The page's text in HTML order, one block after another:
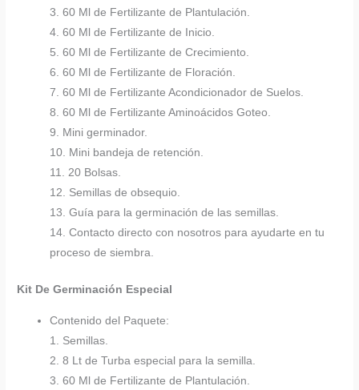
3. 60 Ml de Fertilizante de Plantulación.
4. 60 Ml de Fertilizante de Inicio.
5. 60 Ml de Fertilizante de Crecimiento.
6. 60 Ml de Fertilizante de Floración.
7. 60 Ml de Fertilizante Acondicionador de Suelos.
8. 60 Ml de Fertilizante Aminoácidos Goteo.
9. Mini germinador.
10. Mini bandeja de retención.
11. 20 Bolsas.
12. Semillas de obsequio.
13. Guía para la germinación de las semillas.
14. Contacto directo con nosotros para ayudarte en tu
proceso de siembra.
Kit De Germinación Especial
Contenido del Paquete:
1. Semillas.
2. 8 Lt de Turba especial para la semilla.
3. 60 Ml de Fertilizante de Plantulación.